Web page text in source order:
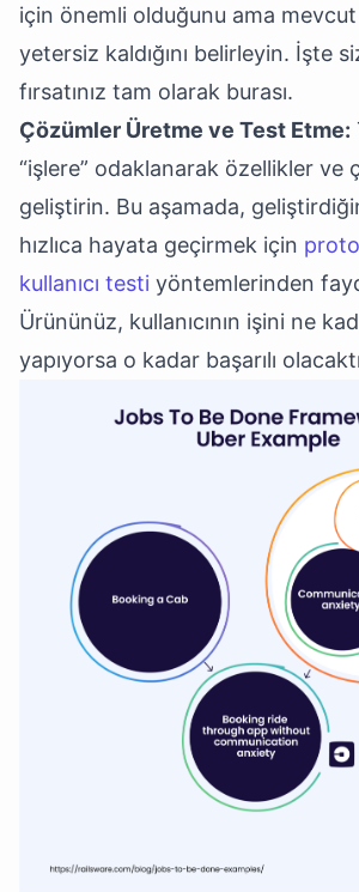
için önemli olduğunu ama
yetersiz kaldığını belirleyin. İşte
fırsatınız tam olarak burası.
Çözümler Üretme ve Test Etme:
“işlere” odaklanarak özellikler ve
geliştirin. Bu aşamada,
hızlıca hayata geçirmek için
kullanıcı testi yöntemlerinden
Ürününüz, kullanıcının işini ne
yapıyorsa o kadar başarılı